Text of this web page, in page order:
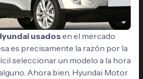
usadosen el mercado
es precisamente la razón por la
seleccionar un modelo a la hora
Ahora bien, Hyundai Motor